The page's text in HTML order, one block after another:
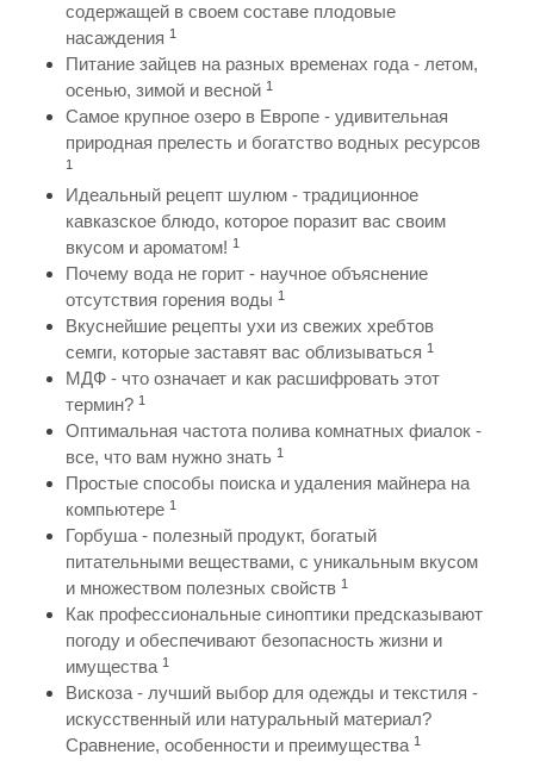
содержащей в своем составе плодовые
насаждения 1
Питание зайцев на разных временах года - летом,
осенью, зимой и весной 1
Самое крупное озеро в Европе - удивительная
природная прелесть и богатство водных ресурсов
1
Идеальный рецепт шулюм - традиционное
кавказское блюдо, которое поразит вас своим
вкусом и ароматом! 1
Почему вода не горит - научное объяснение
отсутствия горения воды 1
Вкуснейшие рецепты ухи из свежих хребтов
семги, которые заставят вас облизываться 1
МДФ - что означает и как расшифровать этот
термин? 1
Оптимальная частота полива комнатных фиалок -
все, что вам нужно знать 1
Простые способы поиска и удаления майнера на
компьютере 1
Горбуша - полезный продукт, богатый
питательными веществами, с уникальным вкусом
и множеством полезных свойств 1
Как профессиональные синоптики предсказывают
погоду и обеспечивают безопасность жизни и
имущества 1
Вискоза - лучший выбор для одежды и текстиля -
искусственный или натуральный материал?
Сравнение, особенности и преимущества 1